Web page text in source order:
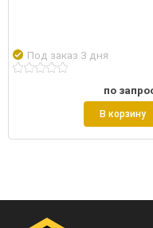
Под заказ 3 дня
по
В корзину